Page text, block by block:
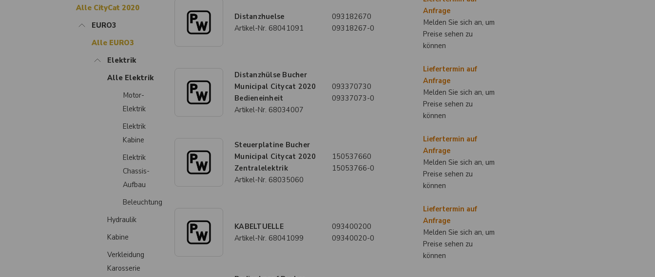
Alle CityCat 2020
EURO3
Alle EURO3
Elektrik
Alle Elektrik
Motor-
Elektrik
Elektrik
Kabine
Elektrik
Chassis-
Aufbau
Beleuchtung
Hydraulik
Kabine
Verkleidung
Karosserie
Distanzhuelse
Artikel-Nr. 68041091
093182670
09318267-0
Anfrage
Melden Sie sich an, um
Preise sehen zu
können
Distanzhülse Bucher
Municipal Citycat 2020
Bedieneinheit
Artikel-Nr. 68034007
093370730
09337073-0
Liefertermin auf
Anfrage
Melden Sie sich an, um
Preise sehen zu
können
Steuerplatine Bucher
Municipal Citycat 2020
Zentralelektrik
Artikel-Nr. 68035060
150537660
15053766-0
Liefertermin auf
Anfrage
Melden Sie sich an, um
Preise sehen zu
können
KABELTUELLE
Artikel-Nr. 68041099
093400200
09340020-0
Liefertermin auf
Anfrage
Melden Sie sich an, um
Preise sehen zu
können